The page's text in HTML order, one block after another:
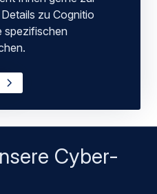
zu Cognitio
spezifischen
Cyber-